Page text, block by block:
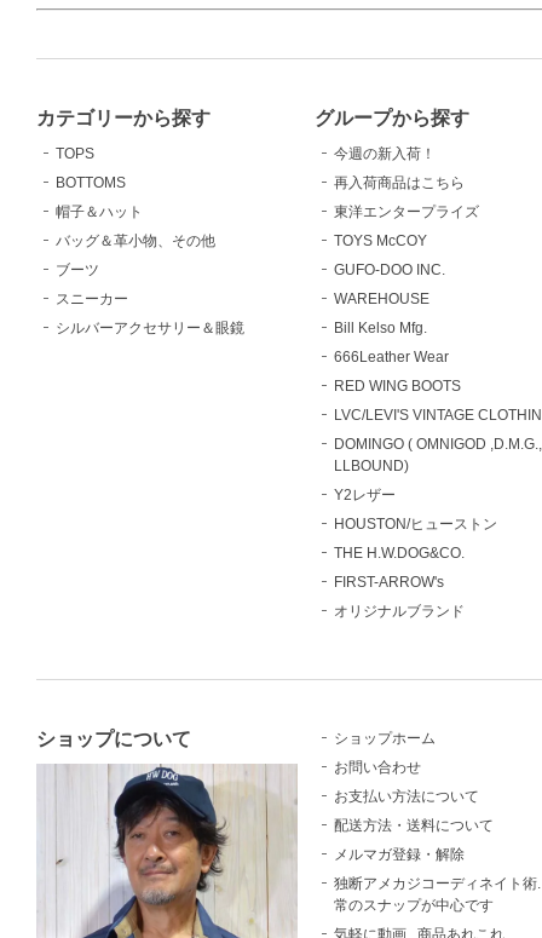
カテゴリーから探す
TOPS
BOTTOMS
帽子＆ハット
バッグ＆革小物、その他
ブーツ
スニーカー
シルバーアクセサリー＆眼鏡
グループから探す
今週の新入荷！
再入荷商品はこちら
東洋エンタープライズ
TOYS McCOY
GUFO-DOO INC.
WAREHOUSE
Bill Kelso Mfg.
666Leather Wear
RED WING BOOTS
LVC/LEVI'S VINTAGE
DOMINGO ( OMNIGOD
LLBOUND)
Y2レザー
HOUSTON/ヒューストン
THE H.W.DOG&CO.
FIRST-ARROW's
オリジナルブランド
ショップについて
ショップホーム
お問い合わせ
お支払い方法について
配送方法・送料について
メルマガ登録・解除
独断アメカジコーディネイト術
常のスナップが中心です
気軽に動画...商品あれこれ